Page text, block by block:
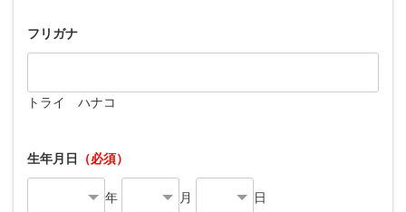
フリガナ
トライ ハナコ
生年月日 （必須）
年 月 日